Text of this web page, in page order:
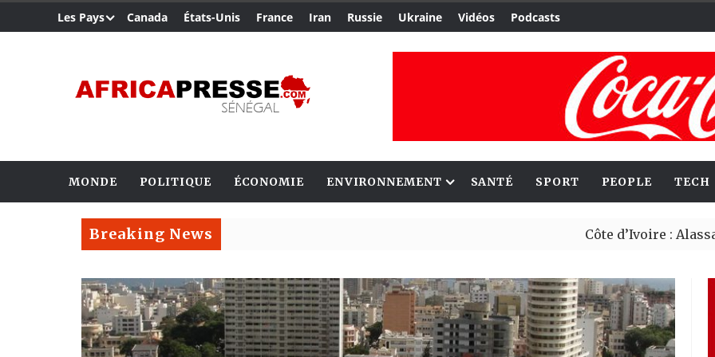
Les Pays Canada États-Unis France Iran Russie Ukraine Vidéos Podcasts
MONDE POLITIQUE ÉCONOMIE ENVIRONNEMENT SANTÉ SPORT PEOPLE TECH
Breaking News Côte d’Ivoire : Alassane